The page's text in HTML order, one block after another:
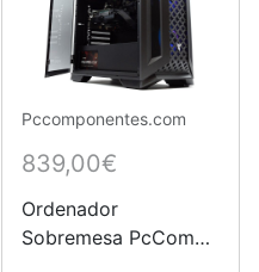
Pccomponentes.com
839,00€
Ordenador
Sobremesa PcCom